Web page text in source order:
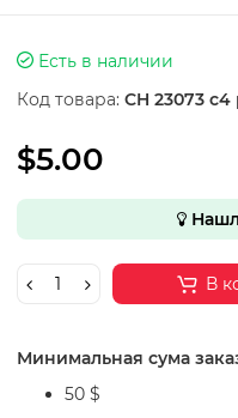
Есть в наличии
Код товара: CH 23073
$5.00
В
Минимальная сума
50 $